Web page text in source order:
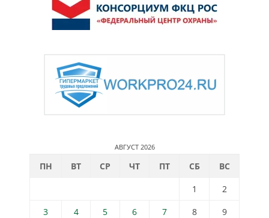
АВГУСТ 2026
ПН ВТ СР ЧТ ПТ СБ
ВС
1
2
3
4 5 6 7 8
9